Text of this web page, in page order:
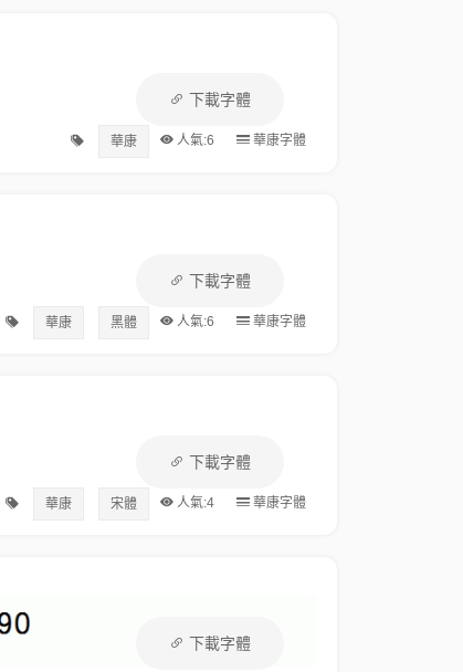
下載字體
華康字體
人氣:6
華康
下載字體
華康字體
人氣:6
華康 黑體
下載字體
華康字體
人氣:4
華康 宋體
下載字體